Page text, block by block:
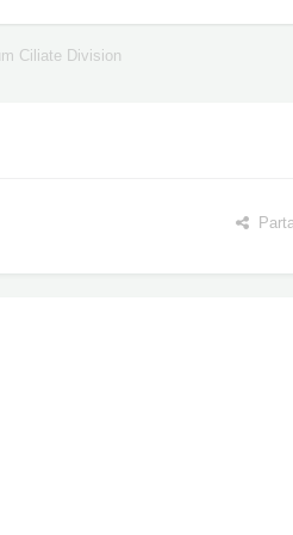
Ciliate Division